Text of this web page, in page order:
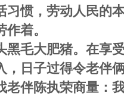
习惯， 劳动人民的
作着。
黑毛大肥猪。在享
，日子过得令老伴
老伴陈执荣商量：